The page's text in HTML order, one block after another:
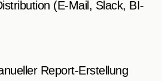
(E-Mail, Slack, BI-
Report-Erstellung